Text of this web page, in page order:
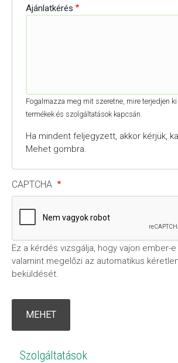
Ajánlatkérés
Fogalmazza meg mit szeretne, mire terjedjen ki
termékek és szolgáltatások kapcsán.
Ha mindent feljegyzett, akkor kérjük,
Mehet gombra.
CAPTCHA
Ez a kérdés vizsgálja, hogy vajon ember-
valamint megelőzi az automatikus
beküldését.
Szolgáltatások